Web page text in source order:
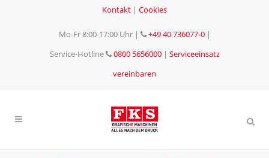
Kontakt | Cookies
Mo-Fr 8:00-17:00 Uhr| +49 40 736077-0|
Service-Hotline
0800 5656000| Serviceeinsatz
vereinbaren